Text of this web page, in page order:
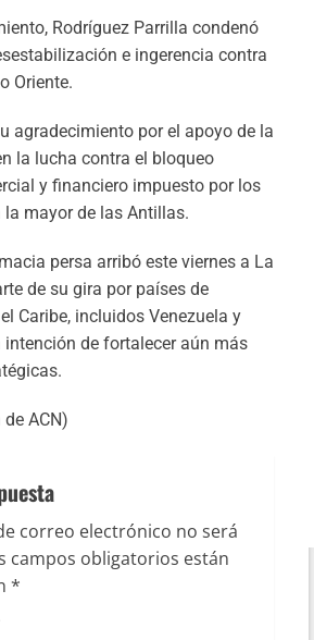
Rodríguez Parrilla condenó
e ingerencia contra
Oriente.
agradecimiento por el apoyo de la
la lucha contra el bloqueo
y financiero impuesto por los
la mayor de las Antillas.
persa arribó este viernes a La
de su gira por países de
Caribe, incluidos Venezuela y
intención de fortalecer aún más
ACN)
correo electrónico no será
campos obligatorios están
*